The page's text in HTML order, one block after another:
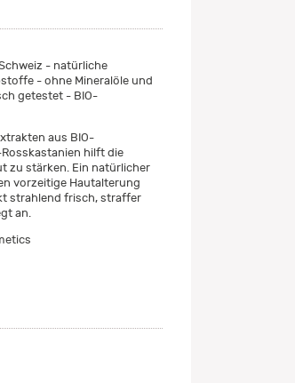
- natürliche
- ohne Mineralöle und
getestet - BIO-
aus BIO-
hilft die
zu stärken. Ein natürlicher
vorzeitige Hautalterung
strahlend frisch, straffer
an.